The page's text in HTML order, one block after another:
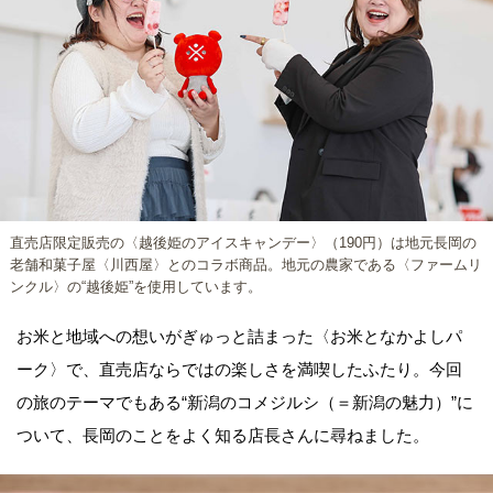
直売店限定販売の〈越後姫のアイスキャンデー〉（190円）は地元長岡の
老舗和菓子屋〈川西屋〉とのコラボ商品。地元の農家である〈ファームリ
ンクル〉の“越後姫”を使用しています。
お米と地域への想いがぎゅっと詰まった〈お米となかよしパ
ーク〉で、直売店ならではの楽しさを満喫したふたり。今回
の旅のテーマでもある“新潟のコメジルシ（＝新潟の魅力）”に
ついて、長岡のことをよく知る店長さんに尋ねました。